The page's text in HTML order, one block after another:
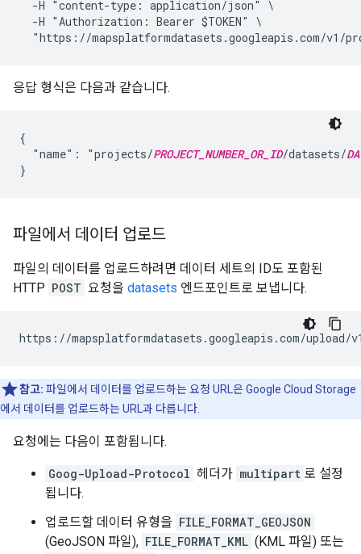
  -H "content-type: application/json" \
  -H "Authorization: Bearer $TOKEN" \
"https://mapsplatformdatasets.googleapis.com/v1/
응답 형식은 다음과 같습니다.
{
  "name": "projects/
PROJECT_NUMBER_OR_ID/datasets/
파일에서 데이터 업로드
파일의 데이터를 업로드하려면 데이터 세트의 ID도 포함된
HTTP POST 요청을 datasets 엔드포인트로 보냅니다.
https://mapsplatformdatasets.googleapis.com/upload/
참고: 파일에서 데이터를 업로드하는 요청 URL은 Google Cloud Storage
에서 데이터를 업로드하는 URL과 다릅니다.
요청에는 다음이 포함됩니다.
Goog-Upload-Protocol 헤더가 multipart 로 설정
됩니다.
업로드할 데이터 유형을 FILE_FORMAT_GEOJSON
(GeoJSON 파일), FILE_FORMAT_KML (KML 파일) 또는